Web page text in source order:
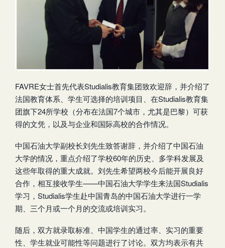
FAVRE女士首先代表Studialis教育集团致欢迎辞，并介绍了
法国教育体系、学生可选择的培训项目、在Studialis教育集
团旗下24所学校（分布在法国7个城市，尤其是巴黎）可获
得的文凭，以及与企业和国际高校的合作情况。
中国石油大学副校长刘先生致答谢辞，并介绍了中国石油
大学的情况，重点介绍了学校60年的历史、多学科发展及
这些年取得的重大成就。刘先生希望两校今后能开展良好
合作，相互接收学生——中国石油大学学生来法国Studialis
学习，Studialis学生赴中国青岛的中国石油大学进行一学
期、三个月或一个月的交流或培训实习。
随后，双方就录取标准、中国学生的通过率、实习的重要
性、学生就业可能性等问题进行了讨论。双方均表示有共